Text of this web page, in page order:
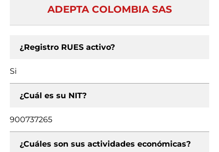
ADEPTA COLOMBIA SAS
¿Registro RUES activo?
Si
¿Cuál es su NIT?
900737265
¿Cuáles son sus actividades económicas?